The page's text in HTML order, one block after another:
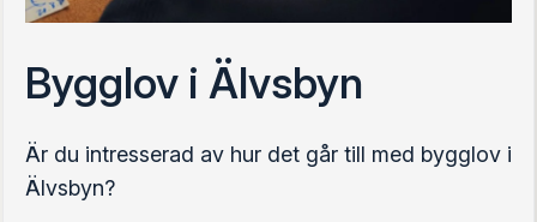
Bygglov i Älvsbyn
Är du intresserad av hur det går till med bygglov i
Älvsbyn?